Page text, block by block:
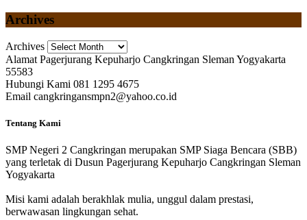
Archives
Archives
Alamat Pagerjurang Kepuharjo Cangkringan Sleman Yogyakarta
55583
Hubungi Kami 081 1295 4675
Email cangkringansmpn2@yahoo.co.id
Tentang Kami
SMP Negeri 2 Cangkringan merupakan SMP Siaga Bencara (SBB)
yang terletak di Dusun Pagerjurang Kepuharjo Cangkringan Sleman
Yogyakarta
Misi kami adalah berakhlak mulia, unggul dalam prestasi,
berwawasan lingkungan sehat.